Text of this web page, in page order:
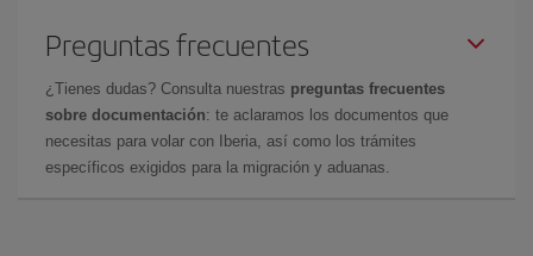
Preguntas frecuentes
¿Tienes dudas? Consulta nuestras preguntas frecuentes
sobre documentación: te aclaramos los documentos que
necesitas para volar con Iberia, así como los trámites
específicos exigidos para la migración y aduanas.